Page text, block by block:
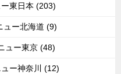
東日本 (203)
ュー北海道 (9)
ュー東京 (48)
ー神奈川 (12)